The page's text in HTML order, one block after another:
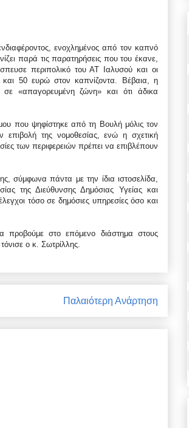
ενοχλημένος από τον καπνό
παρά τις παρατηρήσεις που του έκανε,
περιπολικό του ΑΤ Ιαλυσού και οι
και 50 ευρώ στον καπνίζοντα. Βέβαια, η
σε «απαγορευμένη ζώνη» και ότι άδικα
που ψηφίστηκε από τη Βουλή μόλις τον
επιβολή της νομοθεσίας, ενώ η σχετική
των περιφερειών πρέπει να επιβλέπουν
σύμφωνα πάντα με την ίδια ιστοσελίδα,
της Διεύθυνσης Δημόσιας Υγείας και
τόσο σε δημόσιες υπηρεσίες όσο και
στο επόμενο διάστημα στους
ο κ. Σωτρίλλης.
Παλαιότερη Ανάρτηση